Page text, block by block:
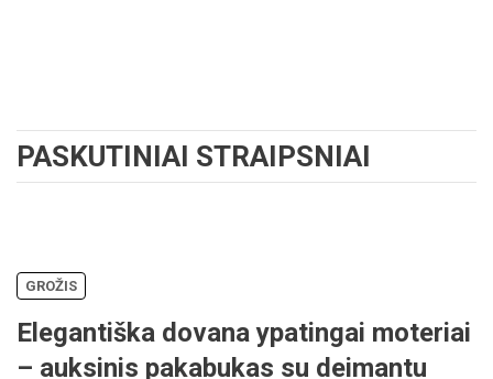
PASKUTINIAI STRAIPSNIAI
GROŽIS
Elegantiška dovana ypatingai moteriai
– auksinis pakabukas su deimantu